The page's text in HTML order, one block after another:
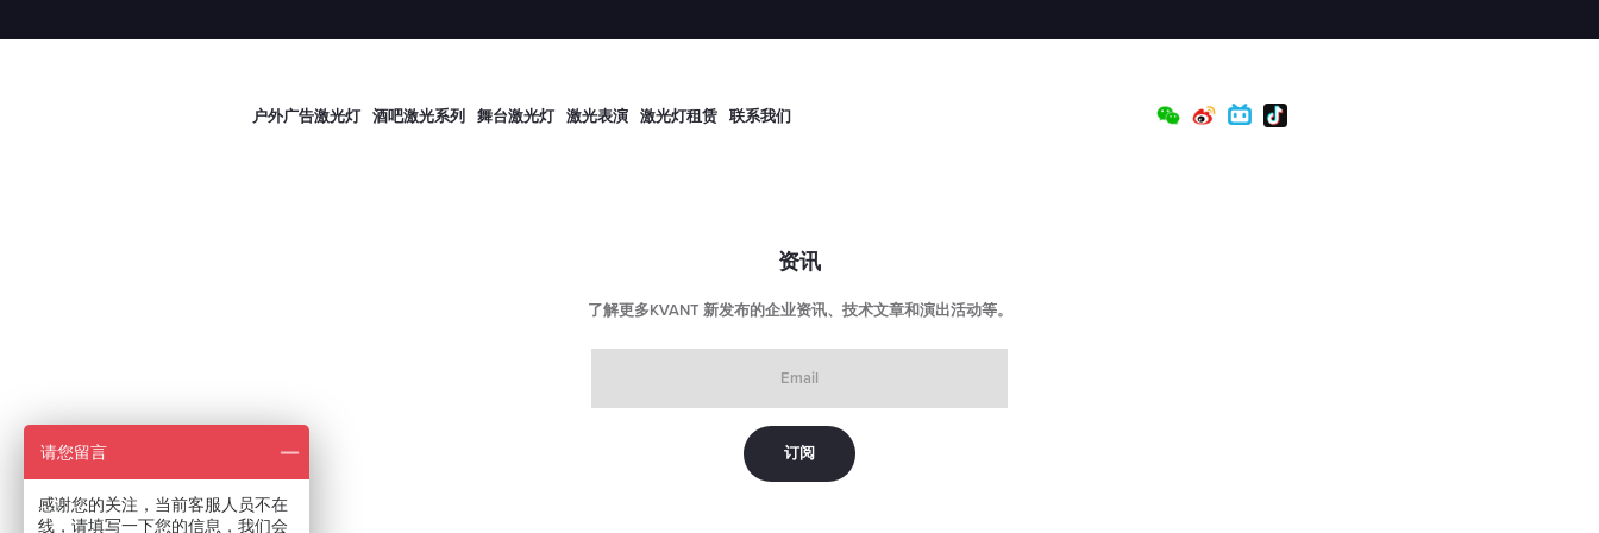
户外广告激光灯 酒吧激光系列 舞台激光灯 激光表演 激光灯租赁 联系我们
资讯
了解更多KVANT 新发布的企业资讯、技术文章和演出活动等。
请您留言
感谢您的关注，当前客服人员不在
线，请填写一下您的信息，我们会